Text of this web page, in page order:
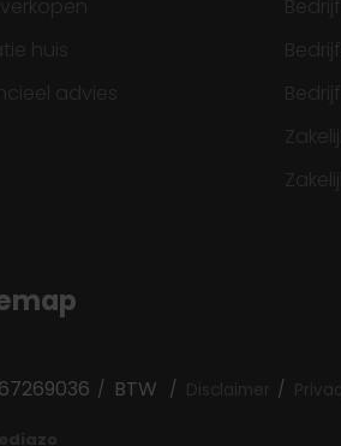
huis
advies
BTW Disclaimer